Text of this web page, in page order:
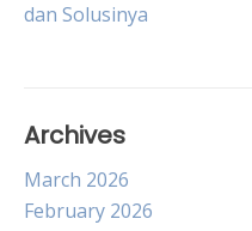
navigation
dan Solusinya
Archives
March 2026
February 2026